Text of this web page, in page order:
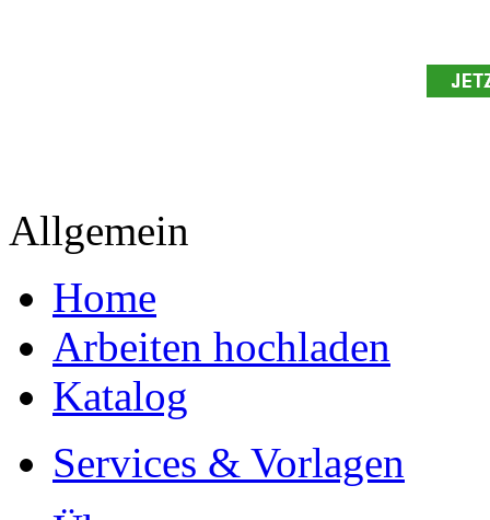
Allgemein
Home
Arbeiten hochladen
Katalog
Services & Vorlagen